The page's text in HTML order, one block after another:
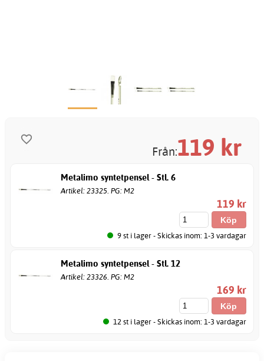
Från:119 kr
Metalimo syntetpensel - Stl. 6
Artikel: 23325. PG: M2
119 kr
9 st i lager - Skickas inom: 1-3 vardagar
Metalimo syntetpensel - Stl. 12
Artikel: 23326. PG: M2
169 kr
12 st i lager - Skickas inom: 1-3 vardagar